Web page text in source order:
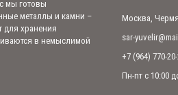
Нательный крест с
мы готовы
металлы и камни –
для хранения
в немыслимой
Москва,
sar-
+7 (964) 770-
Пн-пт с 10:00